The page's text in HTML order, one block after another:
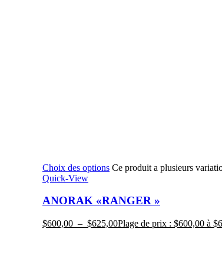
Choix des options Ce produit a plusieurs
Quick-View
ANORAK «RANGER »
$600,00 – $625,00Plage de prix : $600,00 à